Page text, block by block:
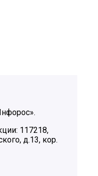
117218,
д.13, кор.